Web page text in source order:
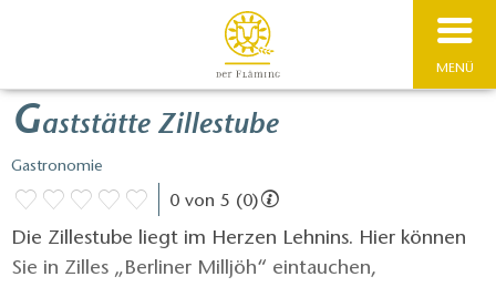
MENÜ
Gaststätte Zillestube
Gastronomie
0 von 5 (0)
Die Zillestube liegt im Herzen Lehnins. Hier können
Sie in Zilles „Berliner Milljöh“ eintauchen,